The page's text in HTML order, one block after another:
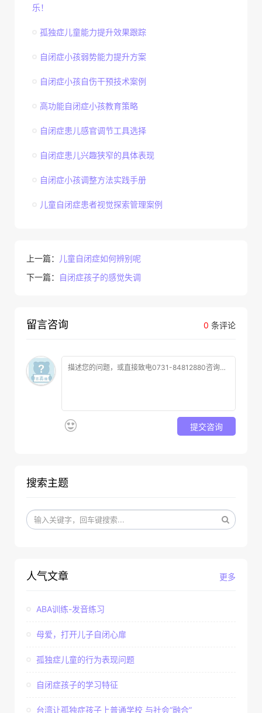
乐！
孤独症儿童能力提升效果跟踪
自闭症小孩弱势能力提升方案
自闭症小孩自伤干预技术案例
高功能自闭症小孩教育策略
自闭症患儿感官调节工具选择
自闭症患儿兴趣狭窄的具体表现
自闭症小孩调整方法实践手册
儿童自闭症患者视觉探索管理案例
上一篇：
儿童自闭症如何辨别呢
下一篇：
自闭症孩子的感觉失调
0 条评论
留言咨询
提交咨询
搜索主题
更多
人气文章
ABA训练-发音练习
母爱，打开儿子自闭心扉
孤独症儿童的行为表现问题
自闭症孩子的学习特征
台湾让孤独症孩子上普通学校 与社会“融合”